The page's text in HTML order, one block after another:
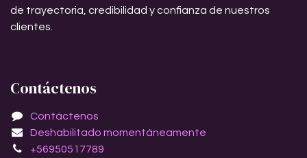
de trayectoria, credibilidad y confianza de nuestros
clientes.
Contáctenos
Contáctenos
Deshabilitado momentáneamente
+56950517789